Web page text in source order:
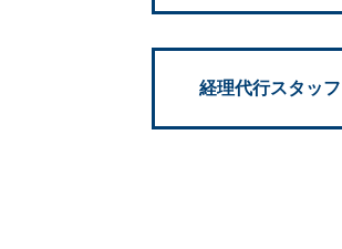
経理代行スタッフ